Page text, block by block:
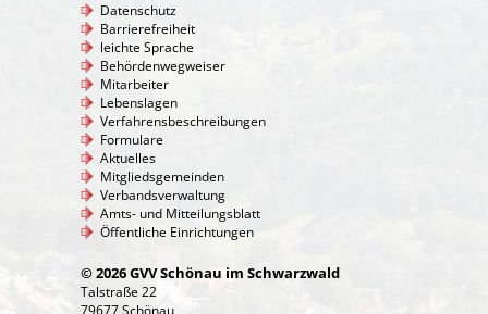
Datenschutz
Barrierefreiheit
leichte Sprache
Behördenwegweiser
Mitarbeiter
Lebenslagen
Verfahrensbeschreibungen
Formulare
Aktuelles
Mitgliedsgemeinden
Verbandsverwaltung
Amts- und Mitteilungsblatt
Öffentliche Einrichtungen
© 2026 GVV Schönau im Schwarzwald
Talstraße 22
79677 Schönau